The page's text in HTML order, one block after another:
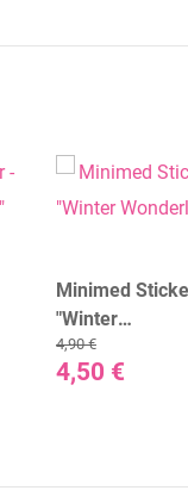
Minimed
"Winter
Wonderland"
4,50 €
4,90 €